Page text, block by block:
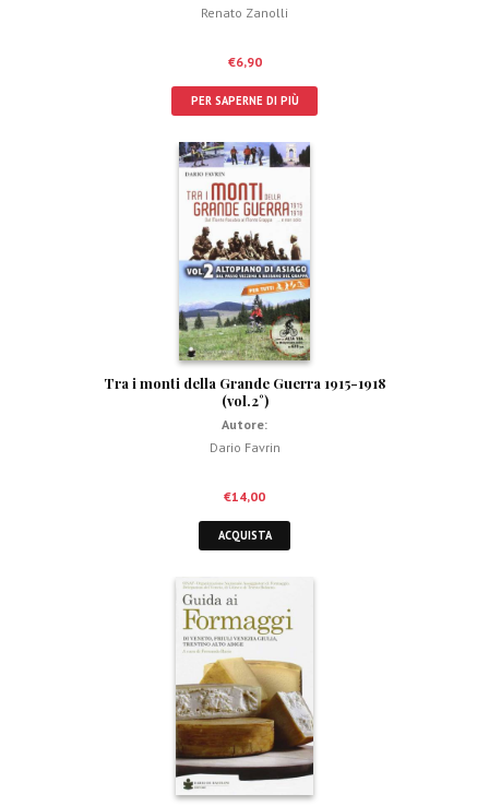
Renato Zanolli
€6,90
PER SAPERNE DI PIÙ
Tra i monti della Grande Guerra 1915-1918
(vol.2°)
Autore:
Dario Favrin
€14,00
ACQUISTA